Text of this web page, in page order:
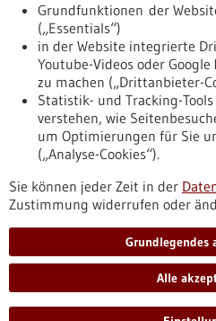
Nach oben
Informiert bleiben
Newsletter abonnieren
Grundfunktionen der
(„Essentials“)
in der Website integrierte
Youtube-Videos oder
zu machen („Drittanbieter-
Statistik- und Tracking-
verstehen, wie
um Optimierungen für Sie
(„Analyse-Cookies“).
Sie können jeder Zeit in der
Zustimmung widerrufen oder
Grundlegendes
Alle